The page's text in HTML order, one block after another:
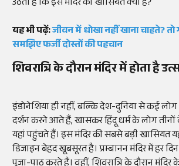
उठता है कि इस मंदिर की खासियत क्या है?
यह भी पढ़ें:जीवन में धोखा नहीं खाना चाहते?
समझिए फर्जी दोस्तों की पहचान
शिवरात्रि के दौरान मंदिर में होता है
इंडोनेशिया ही नहीं, बल्कि देश-दुनिया से कई लोग
दर्शन करने आते हैं, खासकर हिंदू धर्म के लोग
यहां पहुंचते हैं। इस मंदिर की सबसे बड़ी खासियत
डिजाइन बेहद खूबसूरत है। प्रम्बानन मंदिर में हर